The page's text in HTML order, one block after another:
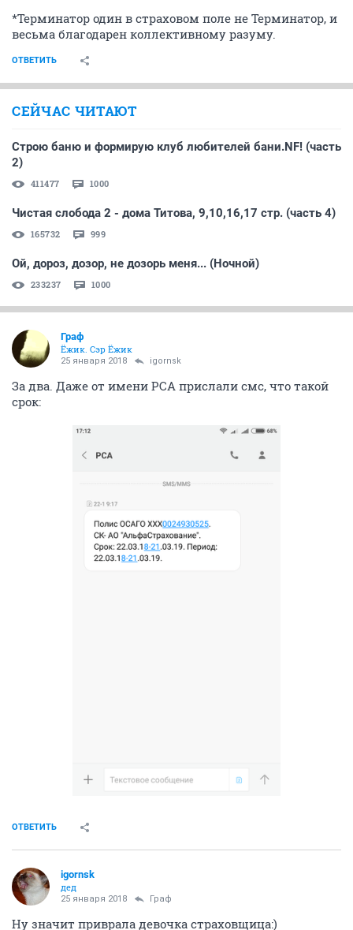
*Терминатор один в страховом поле не Терминатор, и
весьма благодарен коллективному разуму.
ОТВЕТИТЬ
СЕЙЧАС ЧИТАЮТ
Строю баню и формирую клуб любителей бани.NF! (часть
2)
411477 1000
Чистая слобода 2 - дома Титова, 9,10,16,17 стр. (часть 4)
165732 999
Ой, дороз, дозор, не дозорь меня... (Ночной)
233237 1000
Граф
Ёжик. Сэр Ёжик
25 января 2018 igornsk
За два. Даже от имени РСА прислали смс, что такой
срок:
ОТВЕТИТЬ
igornsk
дед
25 января 2018 Граф
Ну значит приврала девочка страховщица:)